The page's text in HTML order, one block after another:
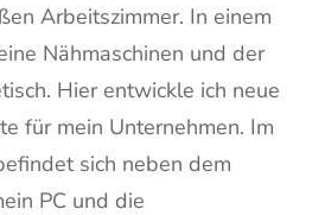
Arbeitszimmer. In einem
Nähmaschinen und der
Hier entwickle ich neue
für mein Unternehmen. Im
sich neben dem
PC und die